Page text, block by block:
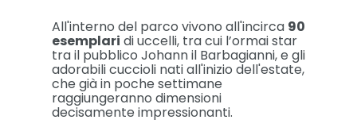
All'interno del parco vivono all'incirca 90
esemplari di uccelli, tra cui l’ormai star
tra il pubblico Johann il Barbagianni, e gli
adorabili cuccioli nati all'inizio dell'estate,
che già in poche settimane
raggiungeranno dimensioni
decisamente impressionanti.